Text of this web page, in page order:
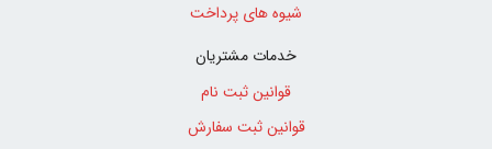
شیوه های پرداخت
خدمات مشتریان
قوانین ثبت نام
قوانین ثبت سفارش